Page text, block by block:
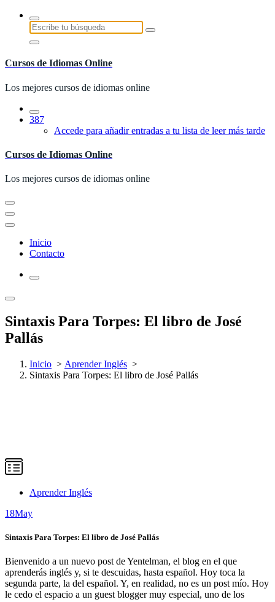
Saltar
contenido
Buscar:
Cursos de Idiomas Online
Los mejores cursos de idiomas online
387
Accede para añadir entradas a tu lista de leer más tarde
Cursos de Idiomas Online
Los mejores cursos de idiomas online
Inicio
Contacto
Sintaxis Para Torpes: El libro de José
Pallás
Inicio > Aprender Inglés >
Sintaxis Para Torpes: El libro de José Pallás
Aprender Inglés
18May
Sintaxis Para Torpes: El libro de José Pallás
Bienvenido a un nuevo post de Yentelman, el blog en el que
aprenderás inglés y, si te descuidas, hasta español. Hoy toca la
segunda parte, la del español. Y, en realidad, no es un post mío. Hoy
le cedo el espacio a un guest blogger muy especial, uno de los